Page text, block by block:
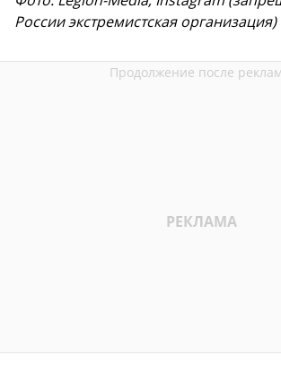
России экстремистская организация)